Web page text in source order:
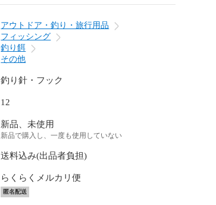
アウトドア・釣り・旅行用品
フィッシング
釣り餌
その他
釣り針・フック
12
新品、未使用
新品で購入し、一度も使用していない
送料込み(出品者負担)
らくらくメルカリ便
匿名配送